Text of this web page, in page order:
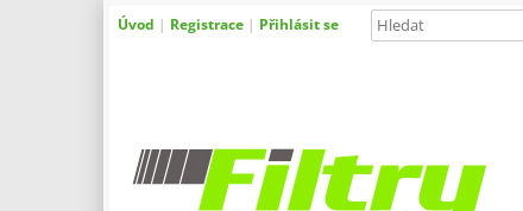
Úvod | Registrace | Přihlásit se